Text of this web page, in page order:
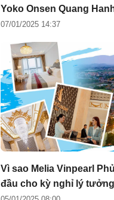
Yoko Onsen Quang
07/01/2025 14:37
Vì sao Melia Vinpearl
đầu cho kỳ nghỉ lý